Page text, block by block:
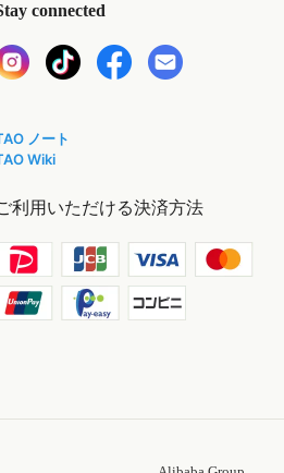
connected
ノート
Wiki
利用いただける決済方法